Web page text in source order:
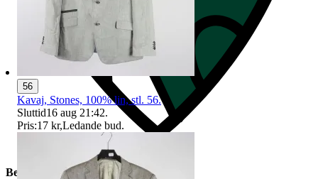
Beskrivning
56
Kavaj, Stones, 100% lin, stl. 56.
Sluttid16 aug 21:42.
Pris:17 kr,Ledande bud.